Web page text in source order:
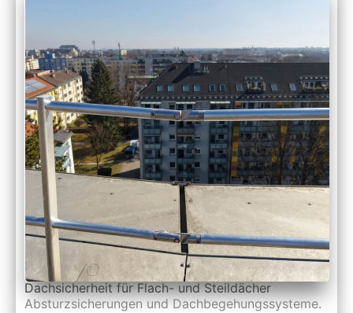
Dachsicherheit für Flach- und Steildächer
Absturzsicherungen und Dachbegehungssysteme.